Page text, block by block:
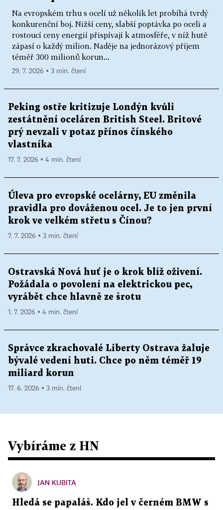
Na evropském trhu s ocelí už několik let probíhá tvrdý
konkurenční boj. Nižší ceny, slabší poptávka po oceli a
rostoucí ceny energií přispívají k atmosféře, v níž hutě
zápasí o každý milion. Naděje na jednorázový příjem
téměř 300 milionů korun...
29. 7. 2026 ▪ 3 min. čtení
Peking ostře kritizuje Londýn kvůli
zestátnění oceláren British Steel. Britové
prý nevzali v potaz přínos čínského
vlastníka
17. 7. 2026 ▪ 4 min. čtení
Úleva pro evropské ocelárny, EU změnila
pravidla pro dováženou ocel. Je to jen první
krok ve velkém střetu s Čínou?
7. 7. 2026 ▪ 3 min. čtení
Ostravská Nová huť je o krok blíž oživení.
Požádala o povolení na elektrickou pec,
vyrábět chce hlavně ze šrotu
1. 7. 2026 ▪ 4 min. čtení
Správce zkrachovalé Liberty Ostrava žaluje
bývalé vedení huti. Chce po něm téměř 19
miliard korun
17. 6. 2026 ▪ 3 min. čtení
Vybíráme z HN
JAN KUBITA
Hledá se papaláš. Kdo jel v černém BMW s